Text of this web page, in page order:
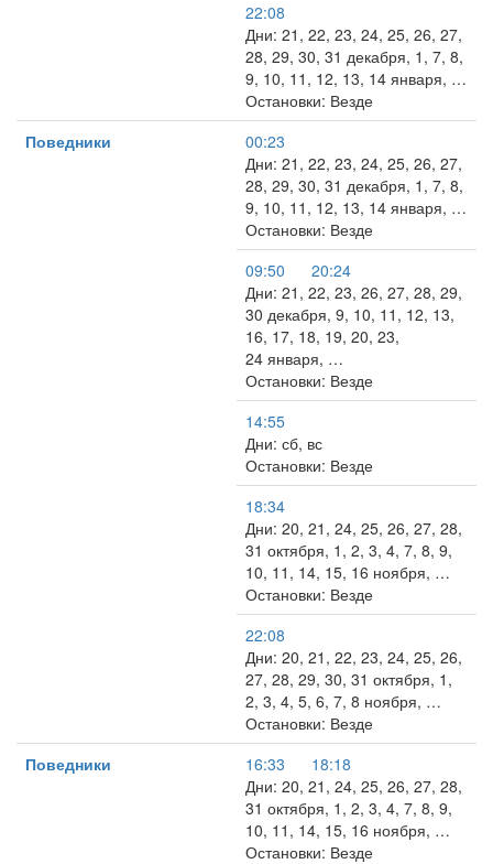
22:08
Дни: 21, 22, 23, 24, 25, 26, 27,
28, 29, 30, 31 декабря, 1, 7, 8,
9, 10, 11, 12, 13, 14 января, …
Остановки: Везде
Поведники
00:23
Дни: 21, 22, 23, 24, 25, 26, 27,
28, 29, 30, 31 декабря, 1, 7, 8,
9, 10, 11, 12, 13, 14 января, …
Остановки: Везде
09:50
20:24
Дни: 21, 22, 23, 26, 27, 28, 29,
30 декабря, 9, 10, 11, 12, 13,
16, 17, 18, 19, 20, 23,
24 января, …
Остановки: Везде
14:55
Дни: сб, вс
Остановки: Везде
18:34
Дни: 20, 21, 24, 25, 26, 27, 28,
31 октября, 1, 2, 3, 4, 7, 8, 9,
10, 11, 14, 15, 16 ноября, …
Остановки: Везде
22:08
Дни: 20, 21, 22, 23, 24, 25, 26,
27, 28, 29, 30, 31 октября, 1,
2, 3, 4, 5, 6, 7, 8 ноября, …
Остановки: Везде
Поведники
16:33
18:18
Дни: 20, 21, 24, 25, 26, 27, 28,
31 октября, 1, 2, 3, 4, 7, 8, 9,
10, 11, 14, 15, 16 ноября, …
Остановки: Везде